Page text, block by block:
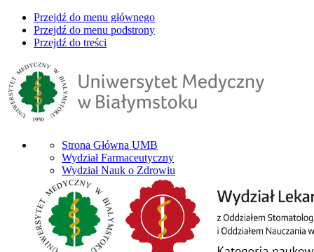
Przejdź do menu głównego
Przejdź do menu podstrony
Przejdź do treści
Strona Główna UMB
Wydział Farmaceutyczny
Wydział Nauk o Zdrowiu